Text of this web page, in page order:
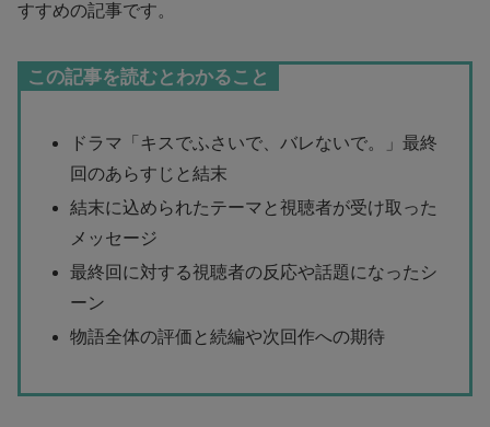
すすめの記事です。
この記事を読むとわかること
ドラマ「キスでふさいで、バレないで。」最終
回のあらすじと結末
結末に込められたテーマと視聴者が受け取った
メッセージ
最終回に対する視聴者の反応や話題になったシ
ーン
物語全体の評価と続編や次回作への期待